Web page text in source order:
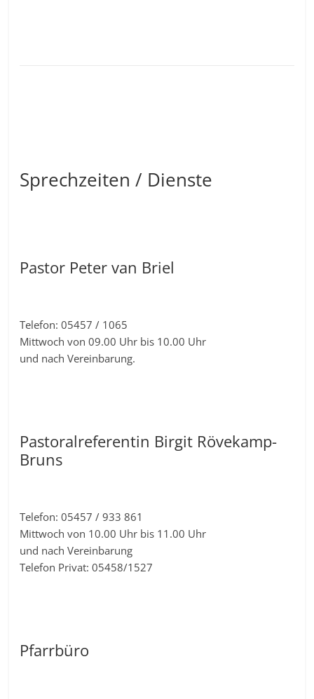
Sprechzeiten / Dienste
Pastor Peter van Briel
Telefon: 05457 / 1065
Mittwoch von 09.00 Uhr bis 10.00 Uhr
und nach Vereinbarung.
Pastoralreferentin Birgit Rövekamp-
Bruns
Telefon: 05457 / 933 861
Mittwoch von 10.00 Uhr bis 11.00 Uhr
und nach Vereinbarung
Telefon Privat: 05458/1527
Pfarrbüro